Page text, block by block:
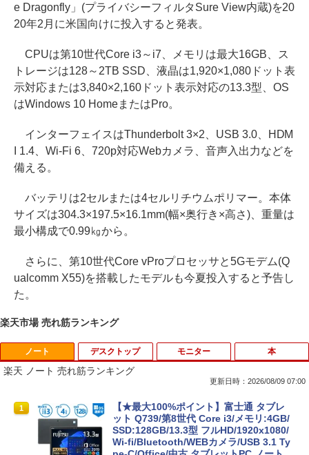
e Dragonfly」(プライバシーフィルタSure View内蔵)を20
20年2月に米国向けに投入すると発表。
CPUは第10世代Core i3～i7、メモリは最大16GB、ス
トレージは128～2TB SSD、液晶は1,920×1,080ドット表
示対応または3,840×2,160ドット表示対応の13.3型、OS
はWindows 10 HomeまたはPro。
インターフェイスはThunderbolt 3×2、USB 3.0、HDM
I 1.4、Wi-Fi 6、720p対応Webカメラ、音声入出力などを
備える。
バッテリは2セルまたは4セルリチウムポリマー。本体
サイズは304.3×197.5×16.1mm(幅×奥行き×高さ)、重量は
最小構成で0.99㎏から。
さらに、第10世代Core vProプロセッサと5Gモデム(Q
ualcomm X55)を搭載したモデルも今夏投入すると予告し
た。
楽天市場 売れ筋ランキング
ノート
楽天 ノート 売れ筋ランキング
更新日時：2026/08/09 07:00
1
【★最大100%ポイント】富士通 タブレ
ット Q739/第8世代 Core i3/メモリ:4GB/
SSD:128GB/13.3型 フルHD/1920x1080/
Wi-fi/Bluetooth/WEBカメラ/USB 3.1 Ty
デスクトップ モニター 本